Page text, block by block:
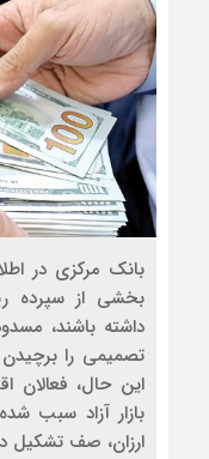
بانک مرکزی در
بخشی از سپرده
داشته ‌باشند،
تصمیمی را
این حال، فعالان
بازار آزاد سبب
ارزان، صف تشکیل